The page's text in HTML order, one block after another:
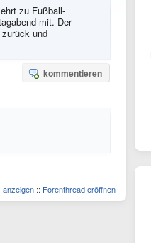
zu Fußball-
mit. Der
und
kommentieren
anzeigen :: Forenthread eröffnen